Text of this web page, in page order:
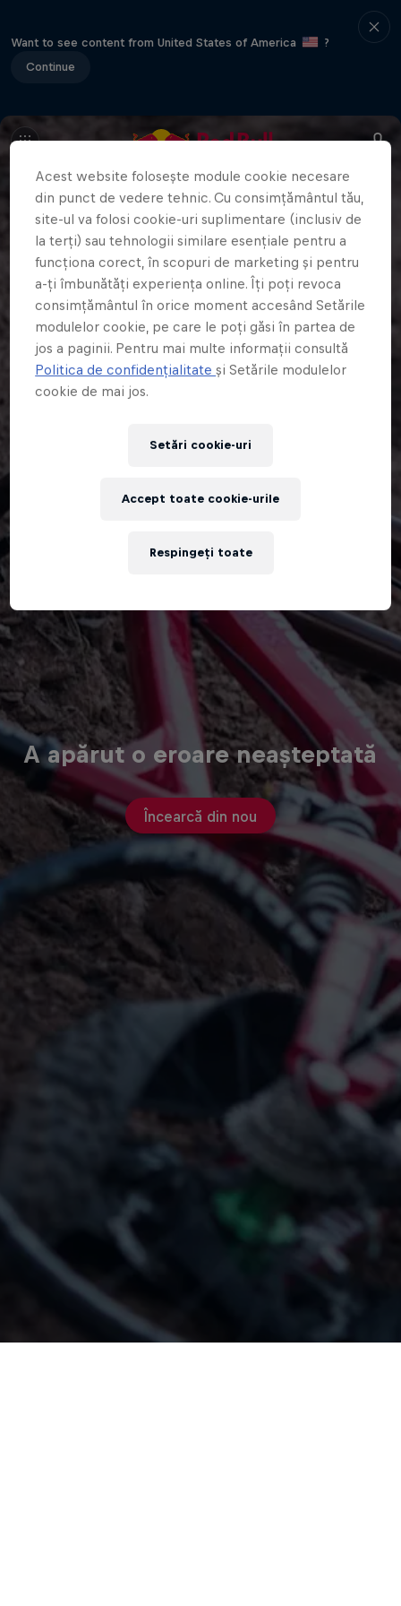
Want to see content from United States of America
?
Continue
A apărut o eroare neașteptată
Încearcă din nou
Acest website folosește module cookie necesare
din punct de vedere tehnic. Cu consimțământul tău,
site-ul va folosi cookie-uri suplimentare (inclusiv de
la terți) sau tehnologii similare esențiale pentru a
funcționa corect, în scopuri de marketing și pentru
a-ți îmbunătăți experiența online. Îți poți revoca
consimțământul în orice moment accesând Setările
modulelor cookie, pe care le poți găsi în partea de
jos a paginii. Pentru mai multe informații consultă
Politica de confidențialitateși Setările modulelor
cookie de mai jos.
Setări cookie-uri
Respingeți toate
Accept toate cookie-urile